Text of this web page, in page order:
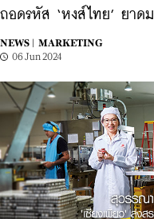
ถอดรหัส ‘หงส์ไทย’ ยาด
NEWS |
MARKETING
06 Jun 2024